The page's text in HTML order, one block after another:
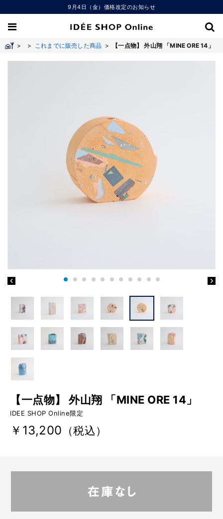
9月4日（金）価格改定のお知らせ
> > これまでに販売した商品 > 【一点物】 外山翔 「MINE ORE 14」
【一点物】 外山翔 「MINE ORE 14」
IDEE SHOP Online限定
￥13,200 （税込）